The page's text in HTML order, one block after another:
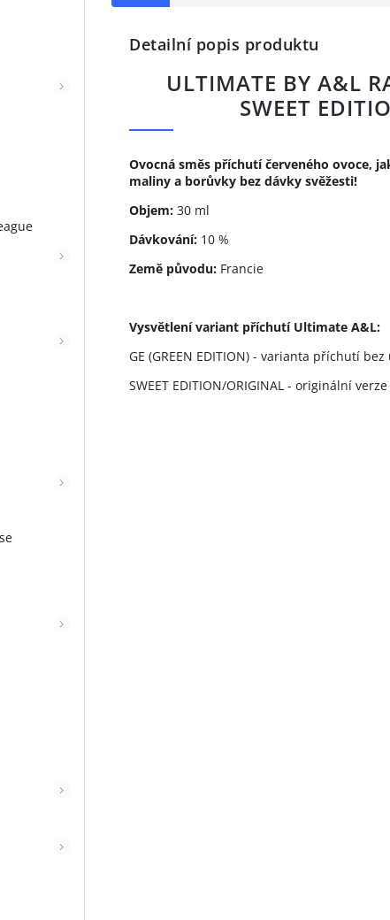
Detailní popis produktu
ULTIMATE BY A&L
SWEET
Ovocná směs příchutí červeného ovoce,
maliny a borůvky bez dávky svěžesti!
Objem: 30 ml
Dávkování: 10 %
Země původu: Francie
Vysvětlení variant příchutí Ultimate A&L:
GE (GREEN EDITION) - varianta příchutí
SWEET EDITION/ORIGINAL - originální